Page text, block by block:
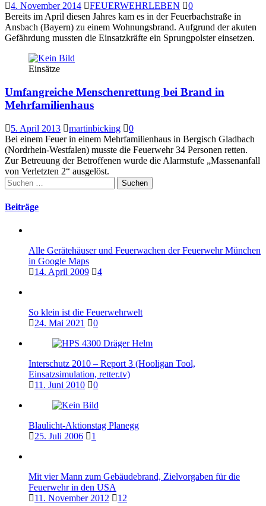
4. November 2014 FEUERWEHRLEBEN
0
Bereits im April diesen Jahres kam es in der Feuerbachstraße in
Ansbach (Bayern) zu einem Wohnungsbrand. Aufgrund der akuten
Gefährdung mussten die Einsatzkräfte ein Sprungpolster einsetzen.
Einsätze
Umfangreiche Menschenrettung bei Brand in
Mehrfamilienhaus
5. April 2013 martinbicking
0
Bei einem Feuer in einem Mehrfamilienhaus in Bergisch Gladbach
(Nordrhein-Westfalen) musste die Feuerwehr 34 Personen retten.
Zur Betreuung der Betroffenen wurde die Alarmstufe „Massenanfall
von Verletzten 2“ ausgelöst.
Suchen
nach:
Beiträge
Alle Gerätehäuser und Feuerwachen der Feuerwehr München
in Google Maps
14. April 2009
4
So klein ist die Feuerwehrwelt
24. Mai 2021
0
Interschutz 2010 – Report 3 (Hooligan Tool,
Einsatzsimulation, retter.tv)
11. Juni 2010
0
Blaulicht-Aktionstag Planegg
25. Juli 2006
1
Mit vier Mann zum Gebäudebrand, Zielvorgaben für die
Feuerwehr in den USA
11. November 2012
12